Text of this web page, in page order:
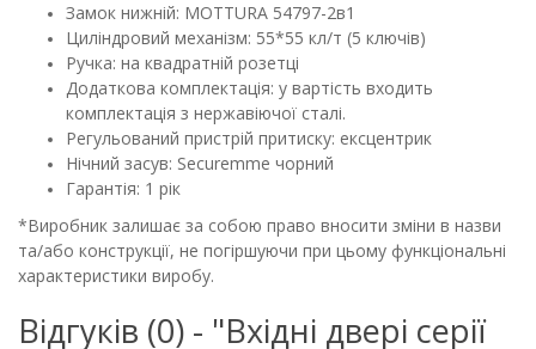
Замок нижній: MOTTURA 54797-2в1
Циліндровий механізм: 55*55 кл/т (5 ключів)
Ручка: на квадратній розетці
Додаткова комплектація: у вартість входить
комплектація з нержавіючої сталі.
Регульований пристрій притиску: ексцентрик
Нічний засув: Securemme чорний
Гарантія: 1 рік
*Виробник залишає за собою право вносити зміни в назви
та/або конструкції, не погіршуючи при цьому функціональні
характеристики виробу.
Відгуків (0) - "Вхідні двері серії